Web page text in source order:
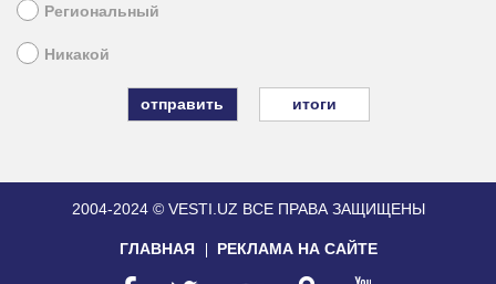
Региональный
Никакой
итоги
2004-2024 © VESTI.UZ ВСЕ ПРАВА ЗАЩИЩЕНЫ
ГЛАВНАЯ РЕКЛАМА НА САЙТЕ